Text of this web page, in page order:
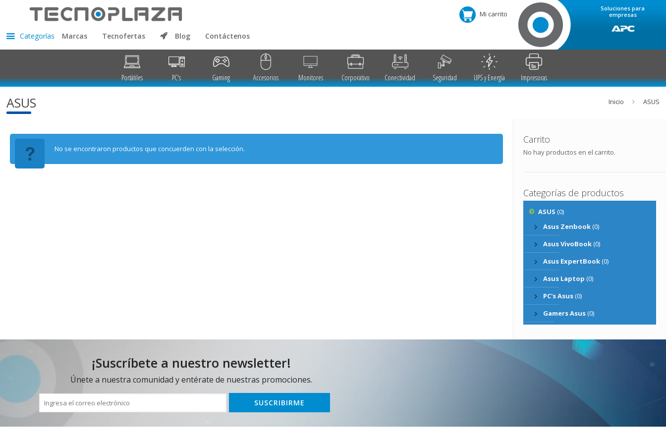
Mi carrito
Soluciones para
empresas
Categorías Marcas Tecnofertas Blog Contáctenos
Portátiles PC's Gaming Accesorios Monitores Corporativo Conectividad Seguridad UPS y Energía Impresoras
ASUS Inicio ASUS
No se encontraron productos que concuerden con la selección.
Carrito
No hay productos en el carrito.
Categorías de productos
ASUS (0)
Asus Zenbook(0)
Asus VivoBook(0)
Asus ExpertBook(0)
Asus Laptop (0)
PC's Asus(0)
Gamers Asus(0)
¡Suscríbete a nuestro newsletter!
Únete a nuestra comunidad y entérate de nuestras promociones.